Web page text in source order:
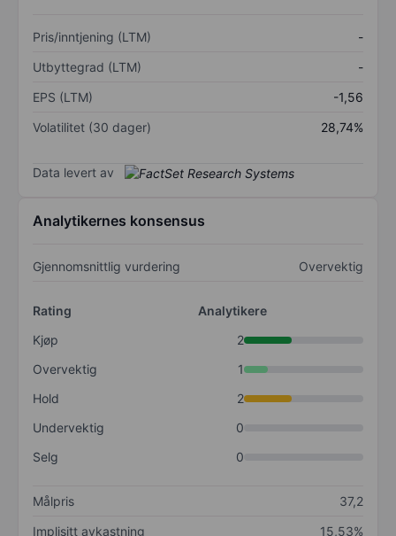
Pris/inntjening (LTM)
-
Utbyttegrad (LTM)
-
EPS (LTM)
-1,56
Volatilitet (30 dager)
28,74%
Data levert av
Analytikernes konsensus
Gjennomsnittlig vurdering Overvektig
Rating
Analytikere
Kjøp
2
Overvektig
1
Hold
2
Undervektig
0
Selg
0
Målpris
37,2
Implisitt avkastning
15,53%